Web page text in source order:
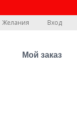
Желания Вход
Мой заказ